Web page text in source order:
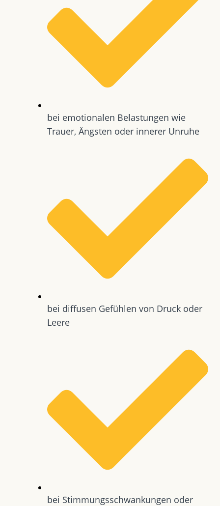
bei emotionalen Belastungen wie
Trauer, Ängsten oder innerer Unruhe
bei diffusen Gefühlen von Druck oder
Leere
bei Stimmungsschwankungen oder